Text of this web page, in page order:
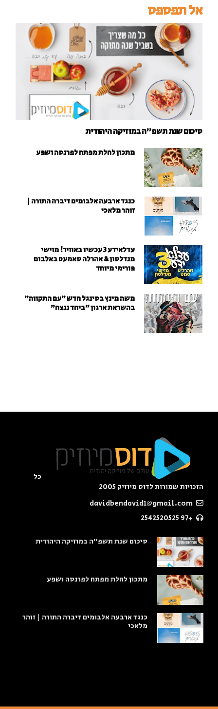
אל תפספס
סיכום שנת תשפ"ה במוזיקה היהודית
מתכון לחלת מפתח לפרנסה ושפע
כנגד ארבעה אלבומים דיברה התורה |
זוהר מלאכי
עדלאידע 3 עכשיו באוויר! מוישי
מנדלסון & אהרלה סאמעט באלבום
פורימי מיוחד
משה מינץ בסינגל חדש ״עם התקווה״
בהשראת ארגון "ביחד ננצח"
כל
הזכויות שמורות לדוס מיוזיק 2005
+97 2542520525
סיכום שנת תשפ"ה במוזיקה היהודית
מתכון לחלת מפתח לפרנסה ושפע
כנגד ארבעה אלבומים דיברה התורה | זוהר
מלאכי